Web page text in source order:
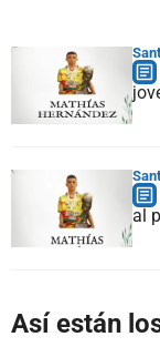
al
Así están